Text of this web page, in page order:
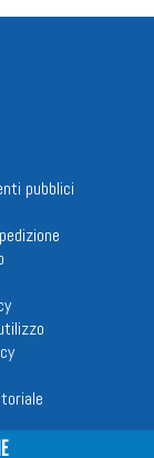
pubblici